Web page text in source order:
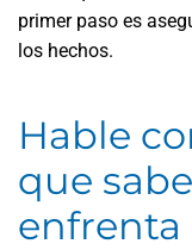
primer paso es
los hechos.
Hable
que
enfrenta